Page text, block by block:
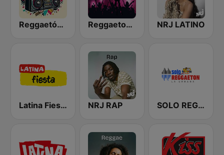
Reggaetón Clásicos Reggaeton Exitos de Hoy NRJ LATINO
Latina Fiesta NRJ RAP SOLO REGGAETON